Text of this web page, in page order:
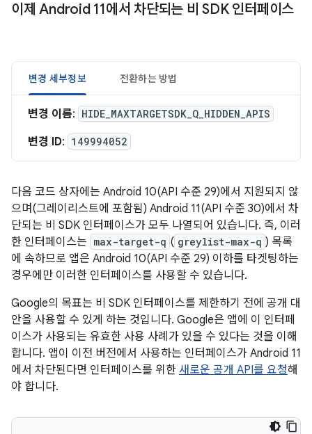
이제 Android 11에서 차단되는 비 SDK 인터페이스
변경 세부정보 전환하는 방법
변경 이름: HIDE_MAXTARGETSDK_Q_HIDDEN_APIS
변경 ID: 149994052
다음 코드 상자에는 Android 10(API 수준 29)에서 지원되지 않
으며(그레이리스트에 포함됨) Android 11(API 수준 30)에서 차
단되는 비 SDK 인터페이스가 모두 나열되어 있습니다. 즉, 이러
한 인터페이스는 max-target-q ( greylist-max-q ) 목록
에 속하므로 앱은 Android 10(API 수준 29) 이하를 타겟팅하는
경우에만 이러한 인터페이스를 사용할 수 있습니다.
Google의 목표는 비 SDK 인터페이스를 제한하기 전에 공개 대
안을 사용할 수 있게 하는 것입니다. Google은 앱에 이 인터페
이스가 사용되는 유효한 사용 사례가 있을 수 있다는 것을 이해
합니다. 앱이 이전 버전에서 사용하는 인터페이스가 Android 11
에서 차단된다면 인터페이스를 위한 새로운 공개 API를 요청해
야 합니다.